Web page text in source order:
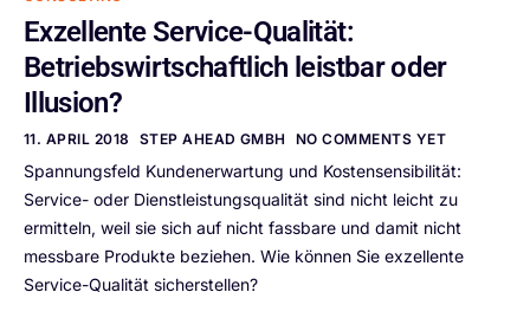
Exzellente Service-Qualität:
Betriebswirtschaftlich leistbar oder
Illusion?
11. APRIL 2018 STEP AHEAD GMBH NO COMMENTS YET
Spannungsfeld Kundenerwartung und Kostensensibilität:
Service- oder Dienstleistungsqualität sind nicht leicht zu
ermitteln, weil sie sich auf nicht fassbare und damit nicht
messbare Produkte beziehen. Wie können Sie exzellente
Service-Qualität sicherstellen?